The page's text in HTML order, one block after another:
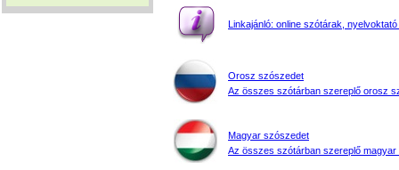
Linkajánló: online szótárak, nyelvoktató
Orosz szószedet
Az összes szótárban szereplő orosz
Magyar szószedet
Az összes szótárban szereplő magyar